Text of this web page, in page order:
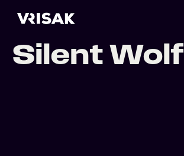
Silent Wolf